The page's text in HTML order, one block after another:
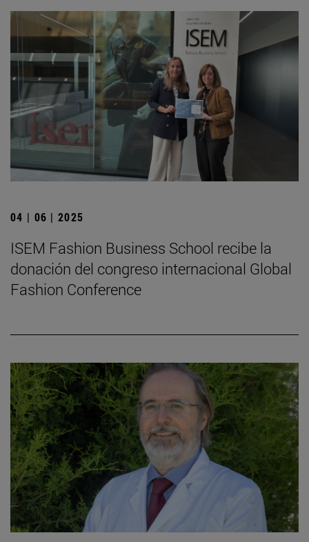
04 | 06 | 2025
ISEM Fashion Business School recibe la
donación del congreso internacional Global
Fashion Conference